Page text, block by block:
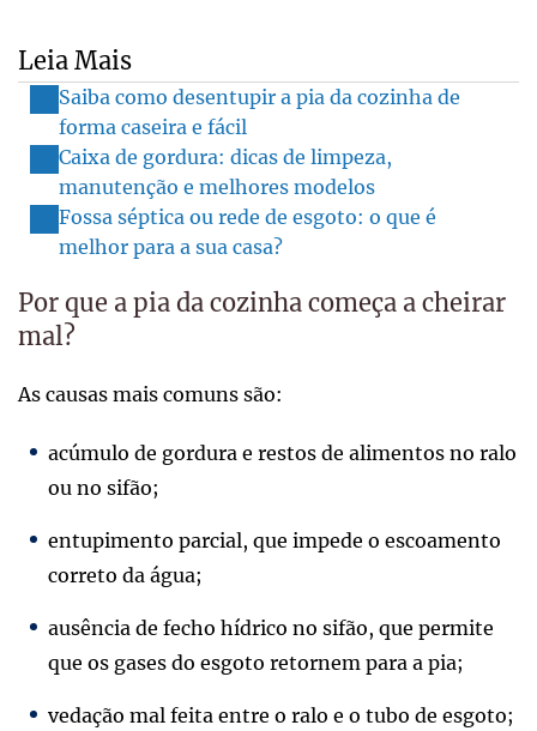
Leia Mais
Saiba como desentupir a pia da cozinha de
forma caseira e fácil
Caixa de gordura: dicas de limpeza,
manutenção e melhores modelos
Fossa séptica ou rede de esgoto: o que é
melhor para a sua casa?
Por que a pia da cozinha começa a cheirar
mal?
As causas mais comuns são:
acúmulo de gordura e restos de alimentos no ralo
ou no sifão;
entupimento parcial, que impede o escoamento
correto da água;
ausência de fecho hídrico no sifão, que permite
que os gases do esgoto retornem para a pia;
vedação mal feita entre o ralo e o tubo de esgoto;